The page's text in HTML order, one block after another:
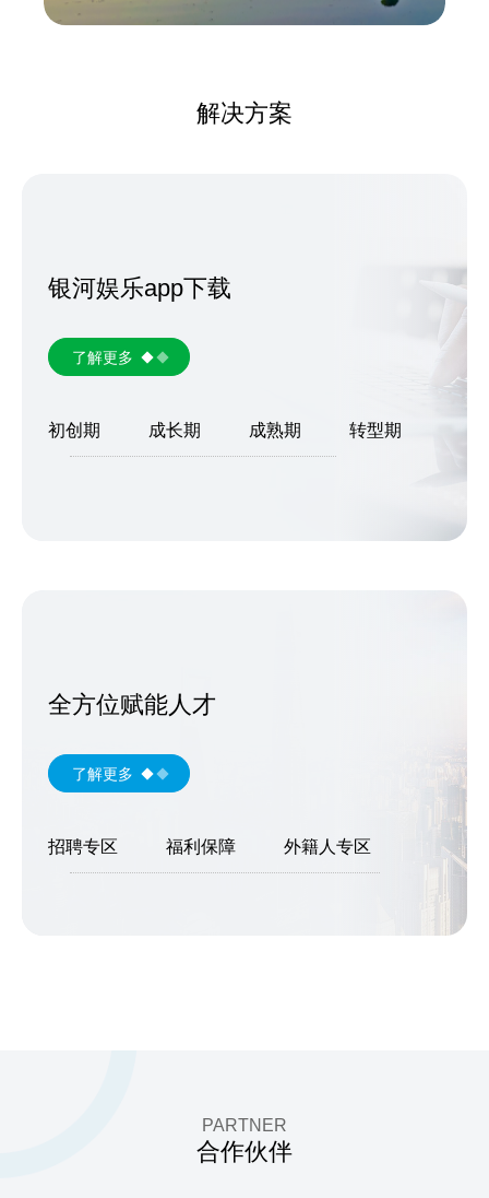
解决方案
银河娱乐app下载
了解更多
初创期 成长期 成熟期 转型期
全方位赋能人才
了解更多
招聘专区 福利保障 外籍人专区
PARTNER
合作伙伴